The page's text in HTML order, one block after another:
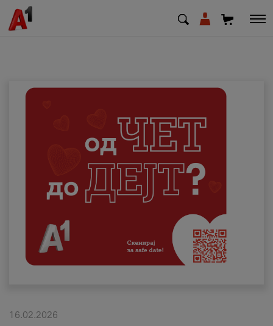
Деловни
Поддршка
Надополни кредит
Плати сметка
#ПодобарОнлајн
16.02.2026